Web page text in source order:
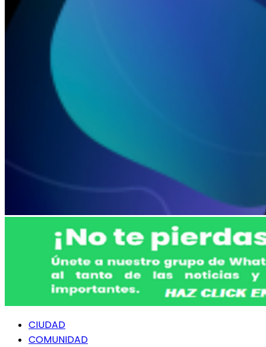
Menú
principal
CIUDAD
COMUNIDAD